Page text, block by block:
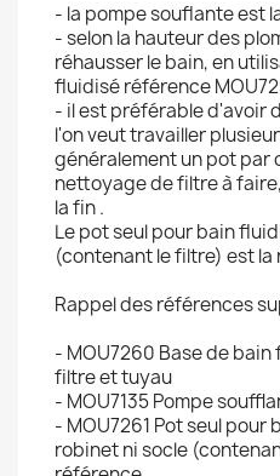
- la pompe souflante est
- selon la hauteur des
réhausser le bain, en
fluidisé référence
- il est préférable d'avoir
l'on veut travailler
généralement un pot par
nettoyage de filtre à
la fin .
Le pot seul pour bain
(contenant le filtre) est la
Rappel des références
- MOU7260 Base de
filtre et tuyau
- MOU7135 Pompe
- MOU7261 Pot seul pour
robinet ni socle